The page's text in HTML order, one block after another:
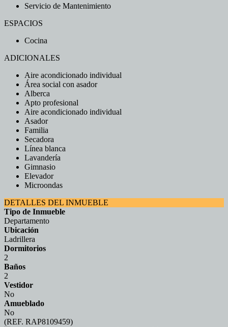
Servicio de Mantenimiento
ESPACIOS
Cocina
ADICIONALES
Aire acondicionado individual
Área social con asador
Alberca
Apto profesional
Aire acondicionado individual
Asador
Familia
Secadora
Línea blanca
Lavandería
Gimnasio
Elevador
Microondas
DETALLES DEL INMUEBLE
Tipo de Inmueble
Departamento
Ubicación
Ladrillera
Dormitorios
2
Baños
2
Vestidor
No
Amueblado
No
(REF. RAP8109459)